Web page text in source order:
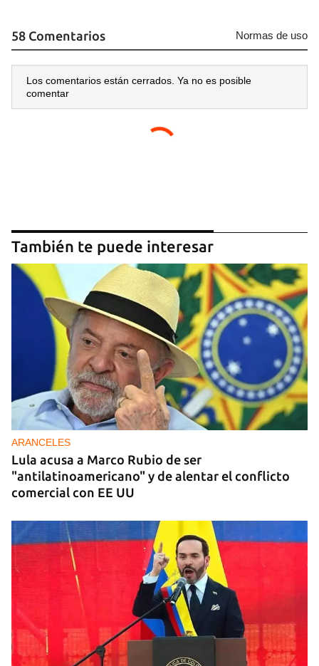
58 Comentarios Normas de uso
Los comentarios están cerrados. Ya no es posible
comentar
También te puede interesar
ARANCELES
Lula acusa a Marco Rubio de ser
"antilatinoamericano" y de alentar el conflicto
comercial con EE UU